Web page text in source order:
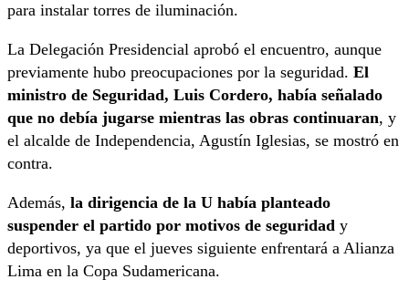
para instalar torres de iluminación.
La Delegación Presidencial aprobó el encuentro, aunque
previamente hubo preocupaciones por la seguridad. El
ministro de Seguridad, Luis Cordero, había señalado
que no debía jugarse mientras las obras continuaran, y
el alcalde de Independencia, Agustín Iglesias, se mostró en
contra.
Además, la dirigencia de la U había planteado
suspender el partido por motivos de seguridad y
deportivos, ya que el jueves siguiente enfrentará a Alianza
Lima en la Copa Sudamericana.